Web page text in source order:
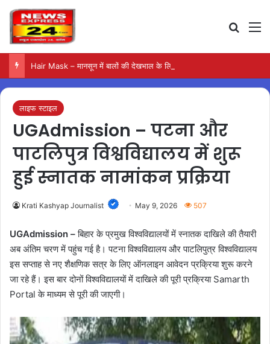
Hair Mask – मानसून में बालों की देखभाल के लिए आजमाएं अंडे का मास्क
लाइफ स्टाइल
UGAdmission – पटना और
पाटलिपुत्र विश्वविद्यालय में शुरू
हुई स्नातक नामांकन प्रक्रिया
Krati Kashyap Journalist May 9, 2026 507
UGAdmission –बिहार के प्रमुख विश्वविद्यालयों में स्नातक दाखिले की तैयारी
अब अंतिम चरण में पहुंच गई है। पटना विश्वविद्यालय और पाटलिपुत्र विश्वविद्यालय
इस सप्ताह से नए शैक्षणिक सत्र के लिए ऑनलाइन आवेदन प्रक्रिया शुरू करने
जा रहे हैं। इस बार दोनों विश्वविद्यालयों में दाखिले की पूरी प्रक्रिया Samarth
Portal के माध्यम से पूरी की जाएगी।